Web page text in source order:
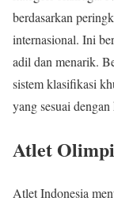
berdasarkan
internasional. Ini
adil dan menarik.
sistem klasifikasi
yang sesuai
Atlet
Atlet Indonesia